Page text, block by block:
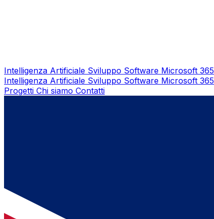
Intelligenza Artificiale Sviluppo Software Microsoft 365
Intelligenza Artificiale Sviluppo Software Microsoft 365
Progetti Chi siamo Contatti